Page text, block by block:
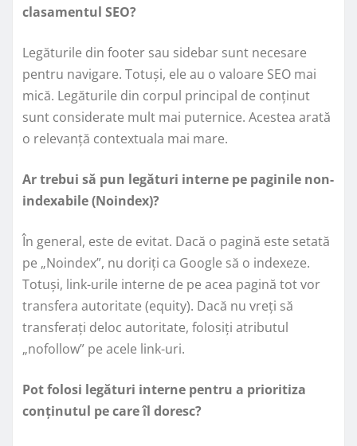
clasamentul SEO?
Legăturile din footer sau sidebar sunt necesare
pentru navigare. Totuși, ele au o valoare SEO mai
mică. Legăturile din corpul principal de conținut
sunt considerate mult mai puternice. Acestea arată
o relevanță contextuala mai mare.
Ar trebui să pun legături interne pe paginile non-
indexabile (Noindex)?
În general, este de evitat. Dacă o pagină este setată
pe „Noindex”, nu doriți ca Google să o indexeze.
Totuși, link-urile interne de pe acea pagină tot vor
transfera autoritate (equity). Dacă nu vreți să
transferați deloc autoritate, folosiți atributul
„nofollow” pe acele link-uri.
Pot folosi legături interne pentru a prioritiza
conținutul pe care îl doresc?